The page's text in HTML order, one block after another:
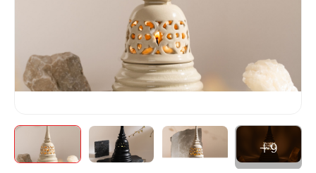
ผู้ชนะรางวัล DEmark
กิจกรรม
เข้าสู่ระบบ
สมัครสมาชิก
TH
+9